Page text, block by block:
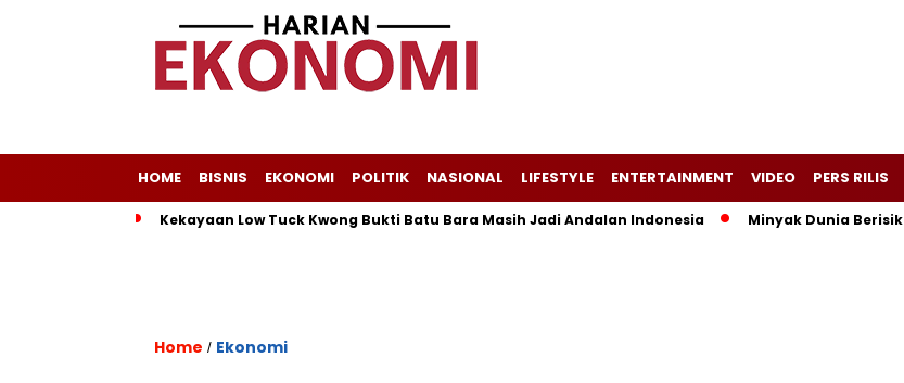
HOME BISNIS EKONOMI POLITIK NASIONAL LIFESTYLE ENTERTAINMENT VIDEO PERS RILIS
Kekayaan Low Tuck Kwong Bukti Batu Bara Masih Jadi Andalan Indonesia Minyak Dunia
Home / Ekonomi